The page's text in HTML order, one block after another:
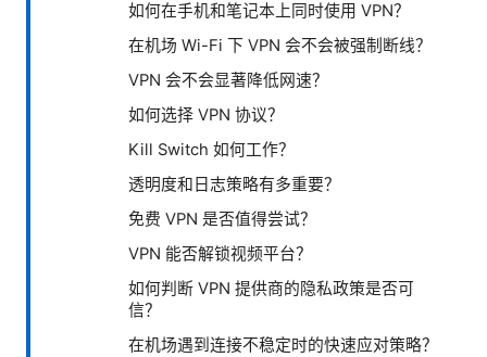
如何在手机和笔记本上同时使用 VPN？
在机场 Wi-Fi 下 VPN 会不会被强制断线？
VPN 会不会显著降低网速？
如何选择 VPN 协议？
Kill Switch 如何工作？
透明度和日志策略有多重要？
免费 VPN 是否值得尝试？
VPN 能否解锁视频平台？
如何判断 VPN 提供商的隐私政策是否可
信？
在机场遇到连接不稳定时的快速应对策略？